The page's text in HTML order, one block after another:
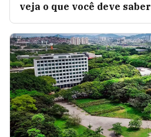
veja o que você deve saber